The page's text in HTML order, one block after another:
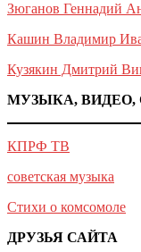
Зюганов Геннадий
Кашин Владимир
Кузякин Дмитрий
МУЗЫКА, ВИДЕО,
КПРФ ТВ
советская музыка
Стихи о комсомоле
ДРУЗЬЯ САЙТА